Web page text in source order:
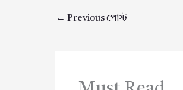
← Previous পোস্ট